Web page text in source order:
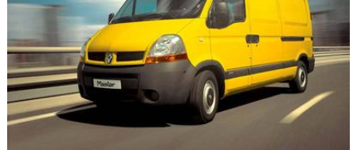
Auto
Services
Forum